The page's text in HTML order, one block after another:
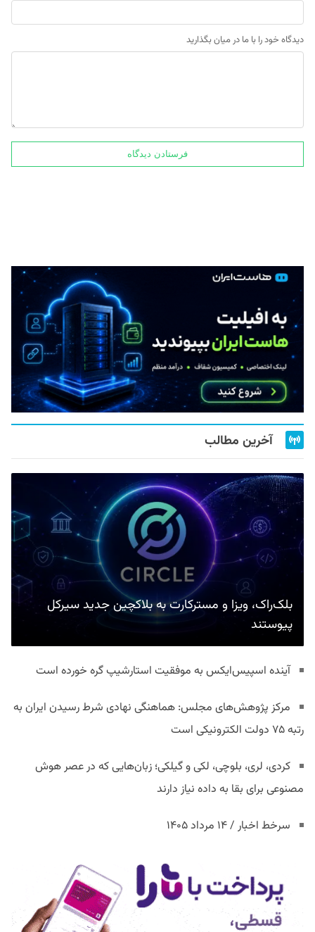
دیدگاه خود را با ما در میان بگذارید
آخرین مطالب
بلک‌راک، ویزا و مسترکارت به بلاکچین جدید سیرکل
پیوستند
آینده اسپیس‌ایکس به موفقیت استارشیپ گره خورده است
مرکز پژوهش‌های مجلس: هماهنگی نهادی شرط رسیدن ایران به
رتبه ۷۵ دولت الکترونیکی است
کردی، لری، بلوچی، لکی و گیلکی؛ زبان‌هایی که در عصر هوش
مصنوعی برای بقا به داده نیاز دارند
سرخط اخبار / ۱۴ مرداد ۱۴۰۵